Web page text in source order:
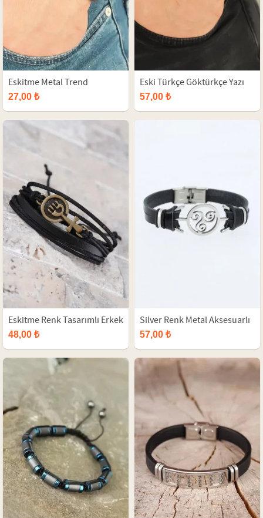
Eskitme Metal Trend
Aksesuarlı Kahverengi Deri
27,00 ₺
Eskitme Renk Tasarımlı Erkek
Bileklik
48,00 ₺
Eski Türkçe Göktürkçe Yazı
Figürlü Yeşil Metal Aksesuarlı
Erkek Bileklik
57,00 ₺
Silver Renk Metal Aksesuarlı
Siyah Renk Deri Erkek Bileklik
57,00 ₺